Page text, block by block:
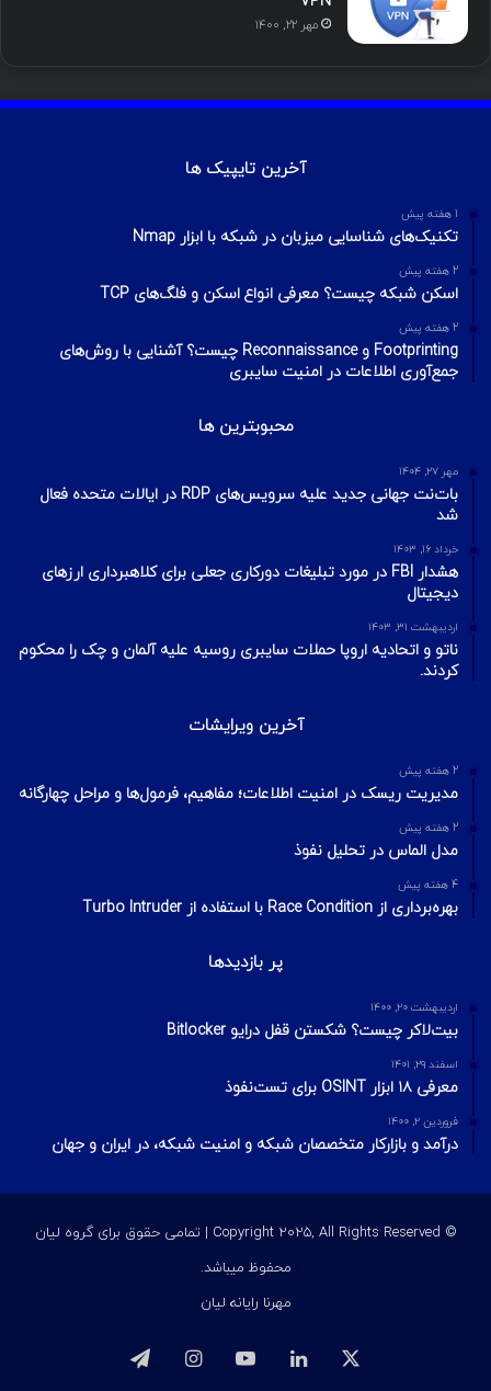
مهر ۲۲, ۱۴۰۰
آخرین تایپیک ها
1 هفته پیش
تکنیک‌های شناسایی میزبان در شبکه با ابزار Nmap
2 هفته پیش
اسکن شبکه چیست؟ معرفی انواع اسکن و فلگ‌های TCP
2 هفته پیش
Footprinting و Reconnaissance چیست؟ آشنایی با روش‌های
جمع‌آوری اطلاعات در امنیت سایبری
محبوبترین ها
مهر ۲۷, ۱۴۰۴
بات‌نت جهانی جدید علیه سرویس‌های RDP در ایالات متحده فعال
شد
خرداد ۱۶, ۱۴۰۳
هشدار FBI در مورد تبلیغات دورکاری جعلی برای کلاهبرداری ارزهای
دیجیتال
اردیبهشت ۳۱, ۱۴۰۳
ناتو و اتحادیه اروپا حملات سایبری روسیه علیه آلمان و چک را محکوم
کردند.
آخرین ویرایشات
2 هفته پیش
مدیریت ریسک در امنیت اطلاعات؛ مفاهیم، فرمول‌ها و مراحل چهارگانه
2 هفته پیش
مدل الماس در تحلیل نفوذ
4 هفته پیش
بهره‌برداری از Race Condition با استفاده از Turbo Intruder
پر بازدیدها
اردیبهشت ۲۰, ۱۴۰۰
بیت‌لاکر چیست؟ شکستن قفل درایو Bitlocker
اسفند ۲۹, ۱۴۰۱
معرفی ۱۸ ابزار OSINT برای تست‌نفوذ
فروردین ۲, ۱۴۰۰
درآمد و بازارکار متخصصان شبکه و امنیت شبکه، در ایران و جهان
© Copyright 2025, All Rights Reserved | تمامی حقوق برای گروه لیان
محفوظ میباشد.
مهرنا رایانه لیان
ایکس لینکداین یوتیوب اینستاگرام